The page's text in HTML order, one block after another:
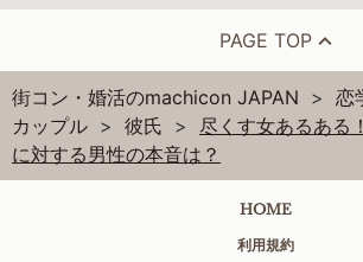
PAGE TOP
街コン・婚活のmachicon JAPAN 恋
カップル
彼氏
尽くす女あるある
に対する男性の本音は？
HOME
利用規約